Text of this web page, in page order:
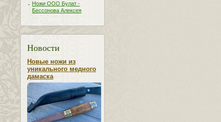
Ножи ООО Булат -
Бессонова Алексея
Новости
Новые ножи из
уникального медного
дамаска